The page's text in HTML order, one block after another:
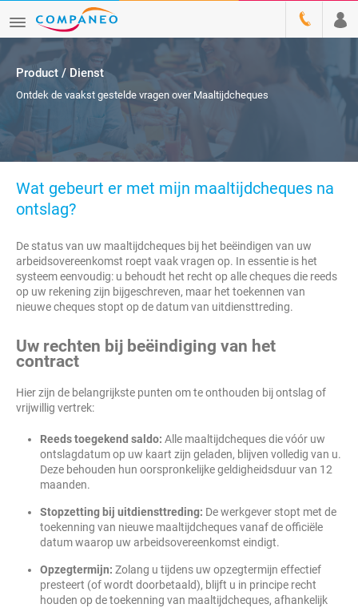
Product / Dienst
Ontdek de vaakst gestelde vragen over Maaltijdcheques
Wat gebeurt er met mijn maaltijdcheques na
ontslag?
De status van uw maaltijdcheques bij het beëindigen van uw
arbeidsovereenkomst roept vaak vragen op. In essentie is het
systeem eenvoudig: u behoudt het recht op alle cheques die reeds
op uw rekening zijn bijgeschreven, maar het toekennen van
nieuwe cheques stopt op de datum van uitdiensttreding.
Uw rechten bij beëindiging van het
contract
Hier zijn de belangrijkste punten om te onthouden bij ontslag of
vrijwillig vertrek:
Reeds toegekend saldo: Alle maaltijdcheques die vóór uw
ontslagdatum op uw kaart zijn geladen, blijven volledig van u.
Deze behouden hun oorspronkelijke geldigheidsduur van 12
maanden.
Stopzetting bij uitdiensttreding: De werkgever stopt met de
toekenning van nieuwe maaltijdcheques vanaf de officiële
datum waarop uw arbeidsovereenkomst eindigt.
Opzegtermijn: Zolang u tijdens uw opzegtermijn effectief
presteert (of wordt doorbetaald), blijft u in principe recht
houden op de toekenning van maaltijdcheques, afhankelijk